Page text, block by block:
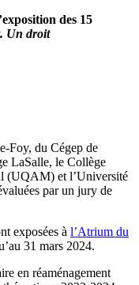
des 15
Un droit
Foy, du Cégep de
LaSalle, le Collège
(UQAM) et l’Université
par un jury de
exposées à l’Atrium du
31 mars 2024.
en réaménagement